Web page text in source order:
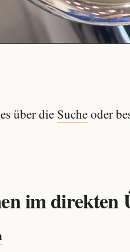
über die Sucheoder
im direkten